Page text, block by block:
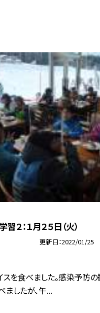
２：１月２５日（火）
更新日 2022/01/25
を食べました。感染予防
したが、午...